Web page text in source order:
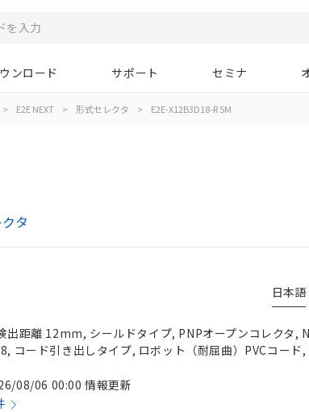
ンロード サポート セミナ
> E2E NEXT > 形式セレクタ > E2E-X12B3D18-R 5M
タ
日本語
出距離 12mm, シールドタイプ, PNPオープンコレクタ,
コード引き出しタイプ, ロボット（耐屈曲）PVCコード
08/06 00:00 情報更新